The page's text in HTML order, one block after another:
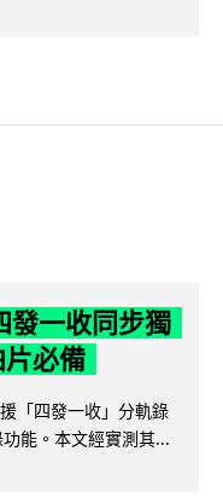
一收同步獨
必備
「四發一收」分軌錄
能。本文經實測其...